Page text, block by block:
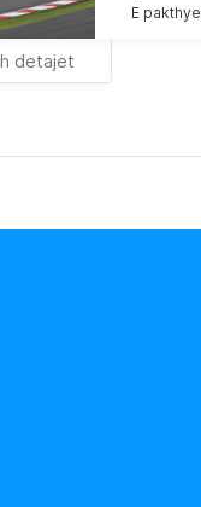
E
detajet